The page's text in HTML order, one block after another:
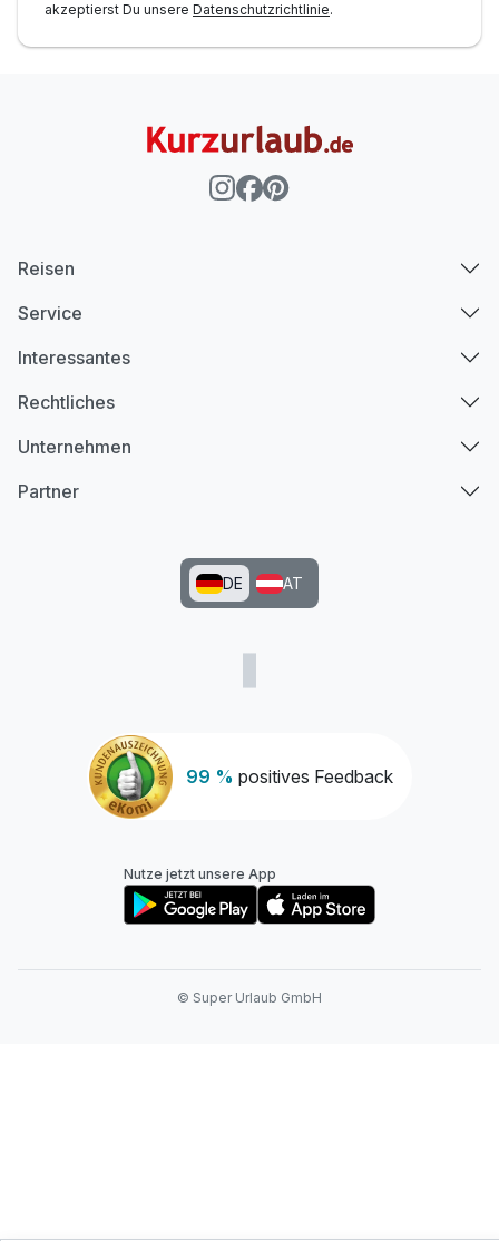
akzeptierst Du unsere Datenschutzrichtlinie.
99 % positives Feedback
Reisen
Service
Interessantes
Rechtliches
Unternehmen
Partner
DE AT
Nutze jetzt unsere App
© Super Urlaub GmbH